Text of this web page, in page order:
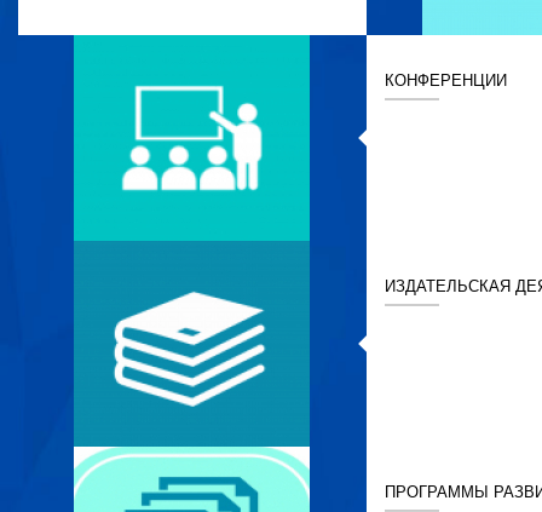
КОНФЕРЕНЦИИ
ИЗДАТЕЛЬСКАЯ
ПРОГРАММЫ